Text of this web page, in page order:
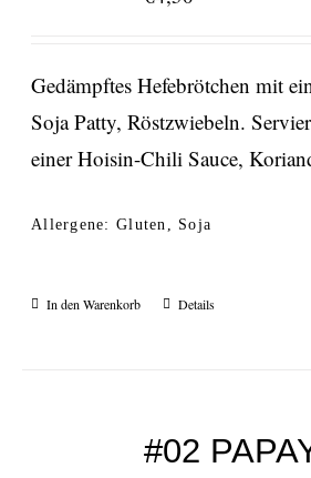
Gedämpftes Hefebrötchen mit
Soja Patty, Röstzwiebeln.
einer Hoisin-Chili Sauce,
Allergene: Gluten, Soja
In den Warenkorb Details
#02